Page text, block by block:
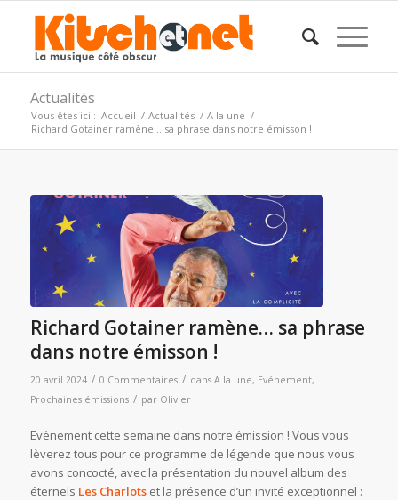
Actualités
Vous êtes ici : Accueil / Actualités / A la une /
Richard Gotainer ramène… sa phrase dans notre émisson !
Richard Gotainer ramène… sa phrase
dans notre émisson !
20 avril 2024 / 0 Commentaires / dans A la une, Evénement,
Prochaines émissions / par Olivier
Evénement cette semaine dans notre émission ! Vous vous
lèverez tous pour ce programme de légende que nous vous
avons concocté, avec la présentation du nouvel album des
éternels Les Charlotset la présence d’un invité exceptionnel :